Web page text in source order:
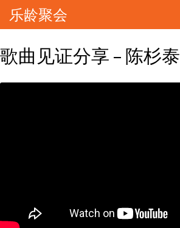
乐龄聚会
歌曲见证分享 – 陈杉泰